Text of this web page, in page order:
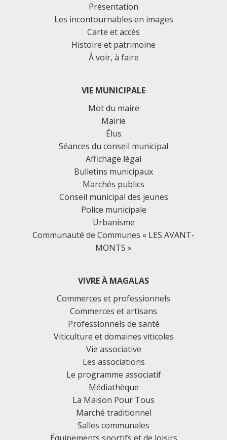
Présentation
Les incontournables en images
Carte et accès
Histoire et patrimoine
À voir, à faire
VIE MUNICIPALE
Mot du maire
Mairie
Élus
Séances du conseil municipal
Affichage légal
Bulletins municipaux
Marchés publics
Conseil municipal des jeunes
Police municipale
Urbanisme
Communauté de Communes « LES AVANT-
MONTS »
VIVRE À MAGALAS
Commerces et professionnels
Commerces et artisans
Professionnels de santé
Viticulture et domaines viticoles
Vie associative
Les associations
Le programme associatif
Médiathèque
La Maison Pour Tous
Marché traditionnel
Salles communales